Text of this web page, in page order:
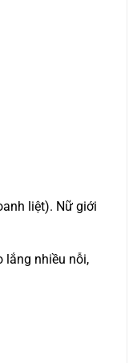
liệt). Nữ giới
lắng nhiều nỗi,